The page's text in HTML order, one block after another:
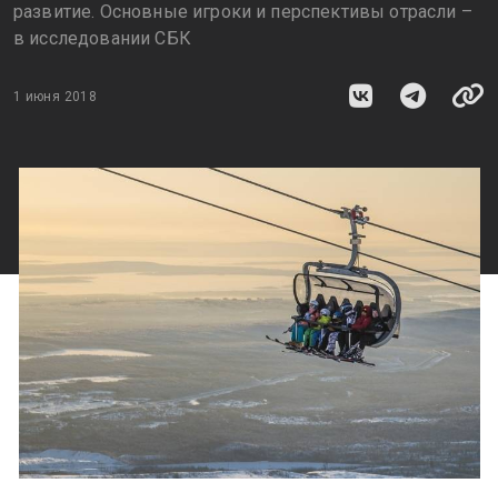
развитие. Основные игроки и перспективы отрасли –
в исследовании СБК
1 июня 2018